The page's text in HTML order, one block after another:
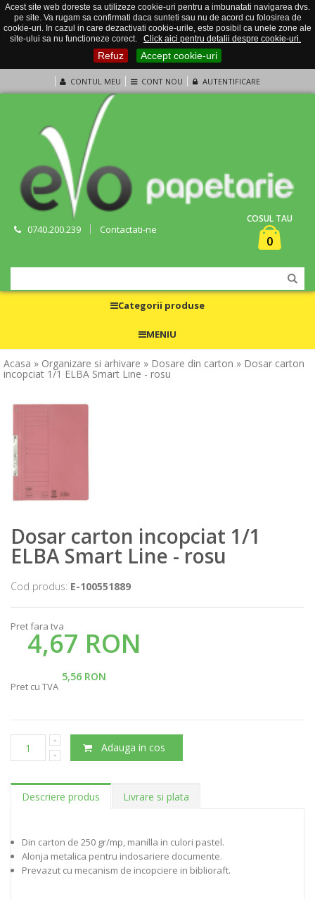
Acest site web doreste sa utilizeze cookie-uri pentru a imbunatati navigarea dvs.
pe site. Va rugam sa confirmati daca sunteti sau nu de acord cu folosirea de
cookie-uri. In cazul in care dezactivati cookie-urile, este posibil ca unele zone ale
site-ului sa nu functioneze corect.
Click aici pentru detalii despre cookie-uri.
Refuz Accept cookie-uri
CONTUL MEU CONT NOU AUTENTIFICARE
0740.200.239 Contactati-ne
COSUL TAU
0
Categorii produse
MENIU
Acasa » Organizare si arhivare » Dosare din carton » Dosar carton
incopciat 1/1 ELBA Smart Line - rosu
Dosar carton incopciat 1/1
ELBA Smart Line - rosu
Cod produs: E-100551889
Pret fara tva
4,67 RON
5,56 RON
Pret cu TVA
Adauga in cos
Descriere produs Livrare si plata
Din carton de 250 gr/mp, manilla in culori pastel.
Alonja metalica pentru indosariere documente.
Prevazut cu mecanism de incopciere in biblioraft.